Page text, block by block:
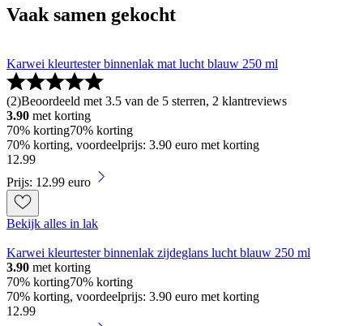
Vaak samen gekocht
Karwei kleurtester binnenlak mat lucht blauw 250 ml
(2)Beoordeeld met 3.5 van de 5 sterren, 2 klantreviews
3.90 met korting
70% korting70% korting
70% korting, voordeelprijs: 3.90 euro met korting
12.99
Prijs: 12.99 euro
Bekijk alles in lak
Karwei kleurtester binnenlak zijdeglans lucht blauw 250 ml
3.90 met korting
70% korting70% korting
70% korting, voordeelprijs: 3.90 euro met korting
12.99